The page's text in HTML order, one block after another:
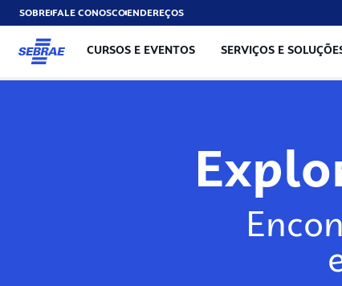
SOBREFALE CONOSCOENDEREÇOS
CURSOS E EVENTOS SERVIÇOS E